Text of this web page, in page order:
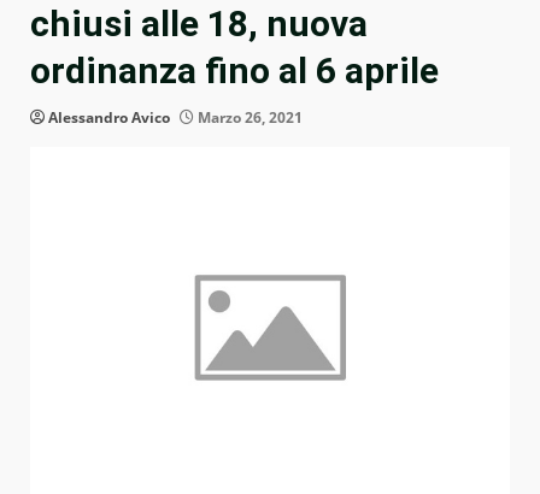
chiusi alle 18, nuova
ordinanza fino al 6 aprile
Alessandro Avico Marzo 26, 2021